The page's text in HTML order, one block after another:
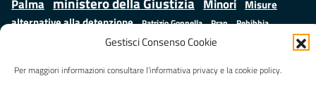
Gestisci Consenso Cookie
Per maggiori informazioni consultare l’informativa privacy e la cookie policy.
Palma
Minori Misure
alternative alla detenzione
Patrizio Gonnella Prap
Rebibbia
Roberto Monteforte Salute Samuele Ciambriello
Valentina Calderone